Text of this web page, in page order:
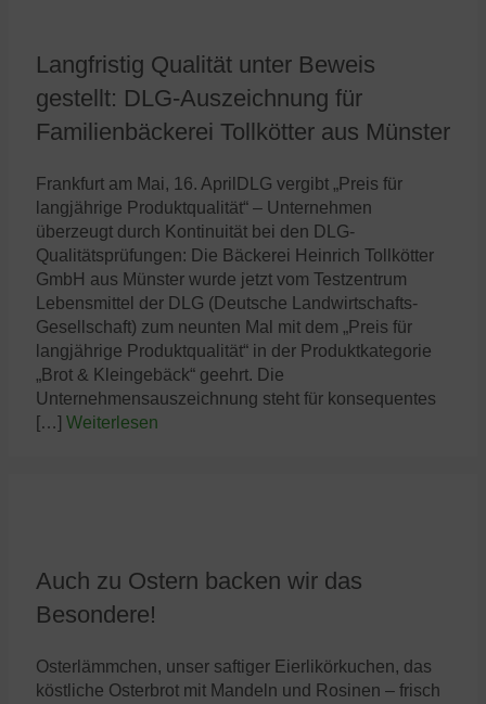
Langfristig Qualität unter Beweis
gestellt: DLG-Auszeichnung für
Familienbäckerei Tollkötter aus Münster
Frankfurt am Mai, 16. AprilDLG vergibt „Preis für
langjährige Produktqualität“ – Unternehmen
überzeugt durch Kontinuität bei den DLG-
Qualitätsprüfungen: Die Bäckerei Heinrich Tollkötter
GmbH aus Münster wurde jetzt vom Testzentrum
Lebensmittel der DLG (Deutsche Landwirtschafts-
Gesellschaft) zum neunten Mal mit dem „Preis für
langjährige Produktqualität“ in der Produktkategorie
„Brot & Kleingebäck“ geehrt. Die
Unternehmensauszeichnung steht für konsequentes
[…] Weiterlesen
Auch zu Ostern backen wir das
Besondere!
Osterlämmchen, unser saftiger Eierlikörkuchen, das
köstliche Osterbrot mit Mandeln und Rosinen – frisch